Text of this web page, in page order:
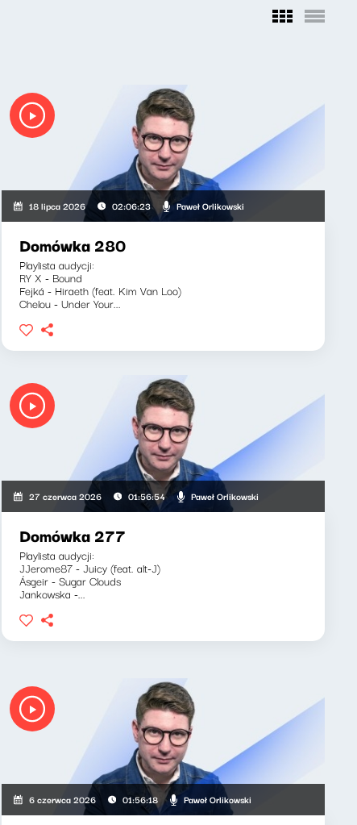
18 lipca 2026 02:06:23 Paweł Orlikowski
Domówka 280
Playlista audycji:
RY X - Bound
Fejká - Hiraeth (feat. Kim Van Loo)
Chelou - Under Your...
27 czerwca 2026 01:56:54 Paweł Orlikowski
Domówka 277
Playlista audycji:
JJerome87 - Juicy (feat. alt-J)
Ásgeir - Sugar Clouds
Jankowska -...
6 czerwca 2026 01:56:18 Paweł Orlikowski